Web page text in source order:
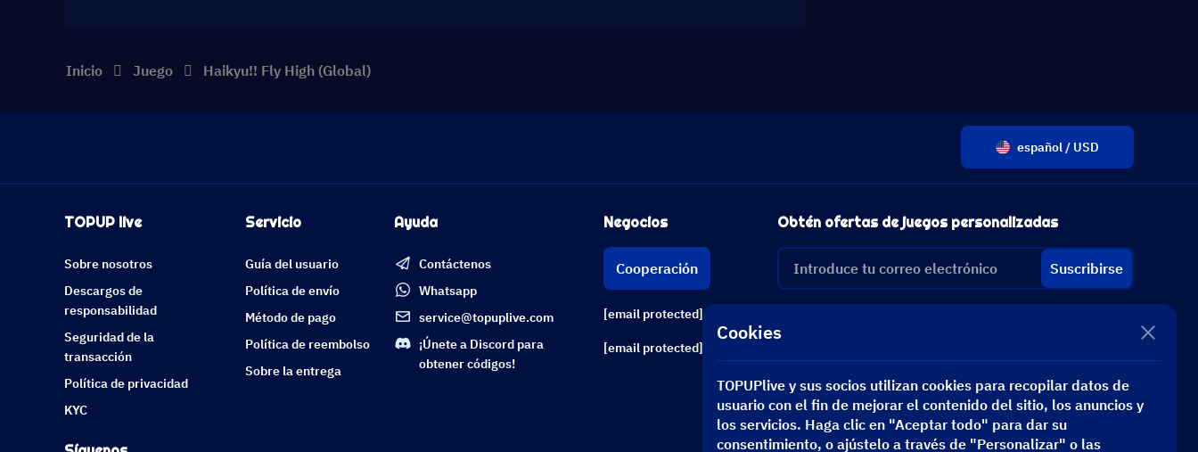
Inicio Juego Haikyu!! Fly High (Global)
español / USD
TOPUP live
Sobre nosotros
Descargos de
responsabilidad
Seguridad de la
transacción
Política de privacidad
KYC
Servicio
Guía del usuario
Política de envío
Método de pago
Política de reembolso
Sobre la entrega
Ayuda
Contáctenos
Whatsapp
service@topuplive.com
¡Únete a Discord para
obtener códigos!
Negocios
Cooperación
[email protected]
[email protected]
Obtén ofertas de juegos personalizadas
Suscribirse
Cookies
TOPUPlive y sus socios utilizan cookies para recopilar datos de
usuario con el fin de mejorar el contenido del sitio, los anuncios y
los servicios. Haga clic en "Aceptar todo" para dar su
consentimiento, o ajústelo a través de "Personalizar" o las